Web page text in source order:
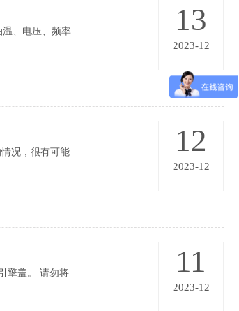
13
2023-12
、电压、频率
12
2023-12
况，很有可能
11
2023-12
擎盖。 请勿将